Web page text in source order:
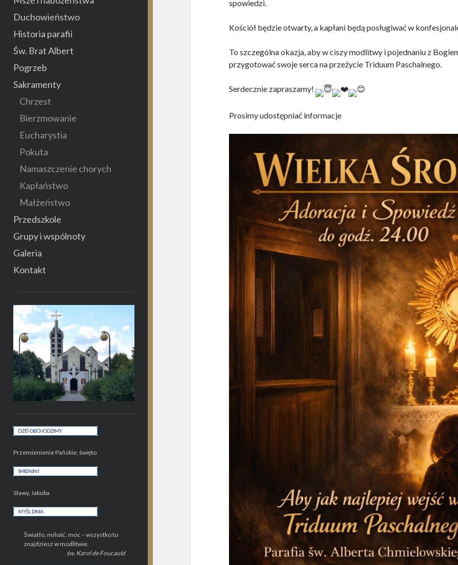
Duchowieństwo
Historia parafii
Św. Brat Albert
Pogrzeb
Sakramenty
Chrzest
Bierzmowanie
Eucharystia
Pokuta
Namaszczenie chorych
Kapłaństwo
Małżeństwo
Przedszkole
Grupy i wspólnoty
Galeria
Kontakt
Przemienienie Pańskie, święto
Sławy, Jakuba
Światło, miłość, moc – wszystko to
znajdziesz w modlitwie.
św. Karol de Foucauld
spowiedzi.
Kościół będzie otwarty, a kapłani będą posługiwać w
To szczególna okazja, aby w ciszy modlitwy i pojednaniu z
przygotować swoje serca na przeżycie Triduum Paschalnego.
Serdecznie zapraszamy!
Prosimy udostępniać informacje